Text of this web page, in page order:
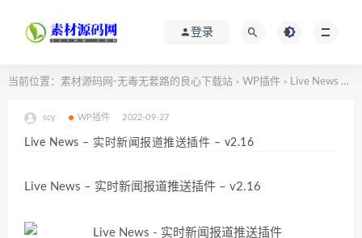
登录
当前位置： 素材源码网-无毒无套路的良心下载站 > WP插件 > Live News – 实时新闻报道推送插件 – v2.16
scy WP插件 2022-09-27
Live News – 实时新闻报道推送插件 – v2.16
Live News – 实时新闻报道推送插件 – v2.16